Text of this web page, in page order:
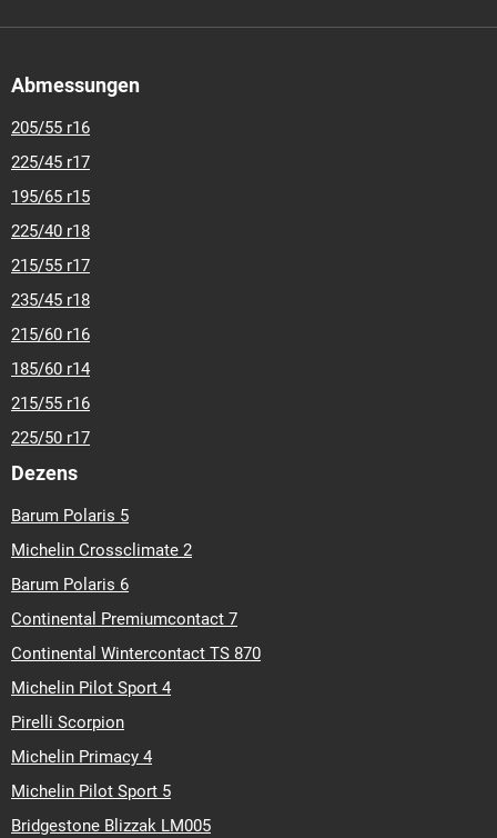
Abmessungen
205/55 r16
225/45 r17
195/65 r15
225/40 r18
215/55 r17
235/45 r18
215/60 r16
185/60 r14
215/55 r16
225/50 r17
Dezens
Barum Polaris 5
Michelin Crossclimate 2
Barum Polaris 6
Continental Premiumcontact 7
Continental Wintercontact TS 870
Michelin Pilot Sport 4
Pirelli Scorpion
Michelin Primacy 4
Michelin Pilot Sport 5
Bridgestone Blizzak LM005